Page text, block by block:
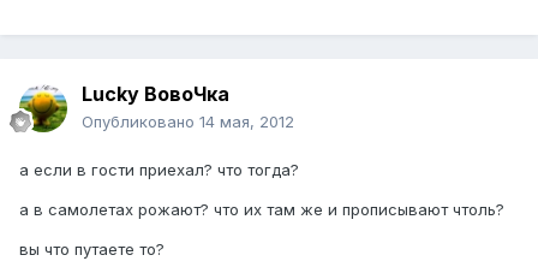
Lucky ВовоЧка
Опубликовано 14 мая, 2012
а если в гости приехал? что тогда?
а в самолетах рожают? что их там же и прописывают чтоль?
вы что путаете то?